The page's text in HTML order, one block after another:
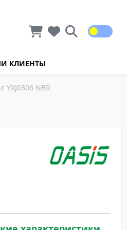
КЛИЕНТЫ
NBR